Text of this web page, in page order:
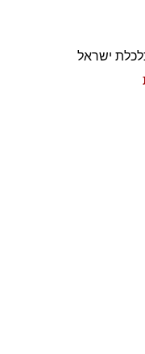
ישראל